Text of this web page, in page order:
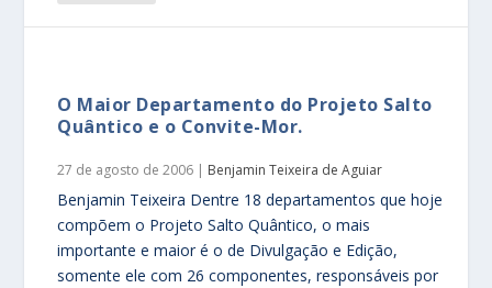
O Maior Departamento do Projeto Salto
Quântico e o Convite-Mor.
27 de agosto de 2006 | Benjamin Teixeira de Aguiar
Benjamin Teixeira Dentre 18 departamentos que hoje
compõem o Projeto Salto Quântico, o mais
importante e maior é o de Divulgação e Edição,
somente ele com 26 componentes, responsáveis por